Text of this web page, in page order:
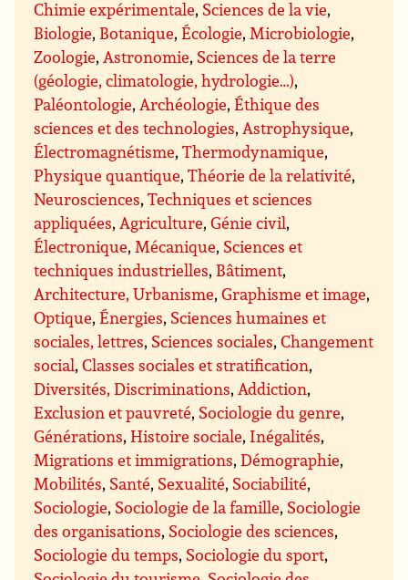
Chimie expérimentale, Sciences de la vie,
Biologie, Botanique,Écologie, Microbiologie,
Zoologie, Astronomie, Sciences de la terre
(géologie, climatologie, hydrologie…),
Paléontologie, Archéologie,Éthique des
sciences et des technologies, Astrophysique,
Électromagnétisme,Thermodynamique,
Physique quantique,Théorie de la relativité,
Neurosciences,Techniques et sciences
appliquées, Agriculture,Génie civil,
Électronique, Mécanique, Sciences et
techniques industrielles, Bâtiment,
Architecture, Urbanisme,Graphisme et image,
Optique,Énergies, Sciences humaines et
sociales, lettres, Sciences sociales,Changement
social,Classes sociales et stratification,
Diversités, Discriminations, Addiction,
Exclusion et pauvreté, Sociologie du genre,
Générations,Histoire sociale, Inégalités,
Migrations et immigrations,Démographie,
Mobilités, Santé, Sexualité, Sociabilité,
Sociologie, Sociologie de la famille, Sociologie
des organisations, Sociologie des sciences,
Sociologie du temps, Sociologie du sport,